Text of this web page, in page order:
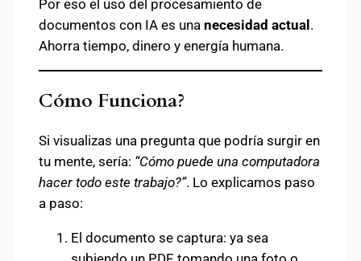
Por eso el uso del procesamiento de
documentos con IA es una necesidad actual.
Ahorra tiempo, dinero y energía humana.
Cómo Funciona?
Si visualizas una pregunta que podría surgir en
tu mente, sería: “Cómo puede una computadora
hacer todo este trabajo?”. Lo explicamos paso
a paso:
El documento se captura: ya sea